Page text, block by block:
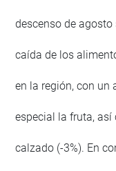
descenso de
caída de los
en la región, con un
especial la fruta,
calzado (-3%). En